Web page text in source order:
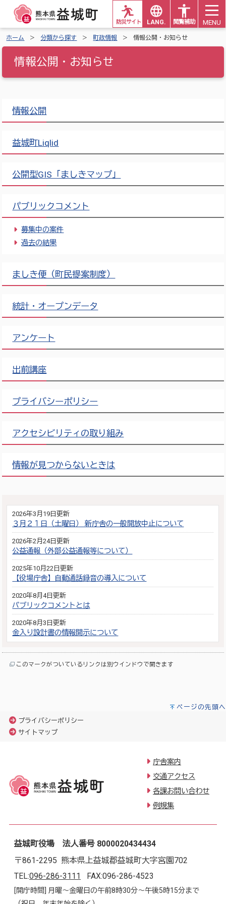
LANG. 閲覧補助
防災サイト MENU
ホーム 分類から探す 町政情報 情報公開・お知らせ
情報公開・お知らせ
情報公開
益城町Liqlid
公開型GIS「ましきマップ」
パブリックコメント
募集中の案件
過去の結果
ましき便（町民提案制度）
統計・オープンデータ
アンケート
出前講座
プライバシーポリシー
アクセシビリティの取り組み
情報が見つからないときは
2026年3月19日更新
３月２１日（土曜日） 新庁舎の一般開放中止について
2026年2月24日更新
公益通報（外部公益通報等について）
2025年10月22日更新
【役場庁舎】自動通話録音の導入について
2020年8月4日更新
パブリックコメントとは
2020年8月3日更新
金入り設計書の情報開示について
このマークがついているリンクは別ウインドウで開きます
ページの先頭へ
プライバシーポリシー
サイトマップ
庁舎案内
交通アクセス
各課お問い合わせ
例規集
益城町役場 法人番号 8000020434434
〒861-2295 熊本県上益城郡益城町大字宮園702
TEL:096-286-3111 FAX:096-286-4523
[開庁時間] 月曜～金曜日の午前8時30分～午後5時15分まで